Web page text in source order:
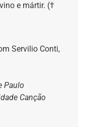
e mártir. (†
Servilio Conti,
Paulo
Canção